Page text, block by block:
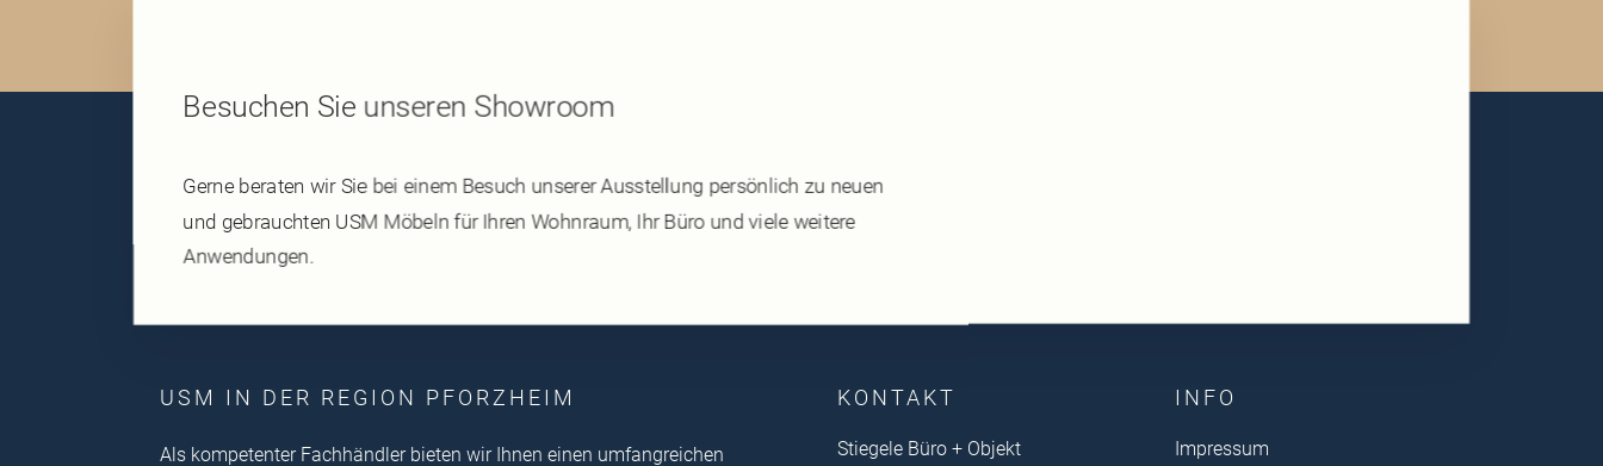
Besuchen Sie unseren Showroom
Gerne beraten wir Sie bei einem Besuch unserer Ausstellung persönlich zu neuen
und gebrauchten USM Möbeln für Ihren Wohnraum, Ihr Büro und viele weitere
Anwendungen.
USM IN DER REGION PFORZHEIM
Als kompetenter Fachhändler bieten wir Ihnen einen umfangreichen
KONTAKT
Stiegele Büro + Objekt
INFO
Impressum